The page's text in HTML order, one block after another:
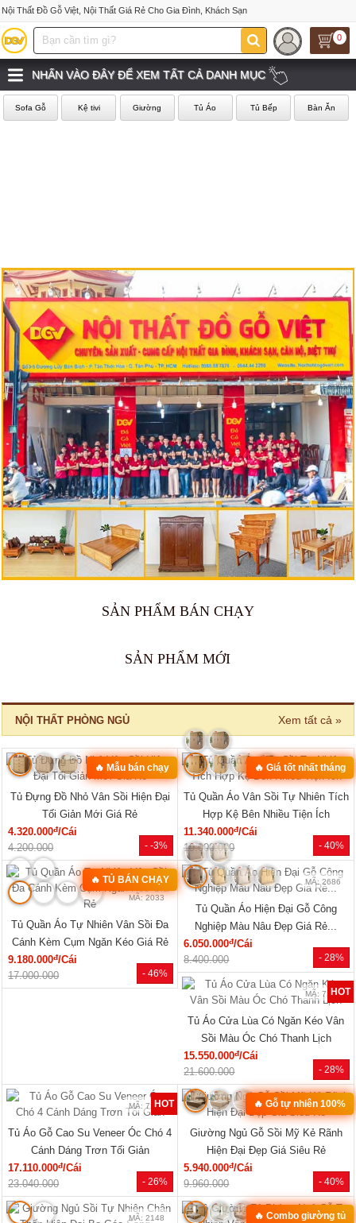
Nội Thất Đồ Gỗ Việt, Nội Thất Giá Rẻ Cho Gia Đình, Khách Sạn
0
NHẤN VÀO ĐÂY ĐỂ XEM TẤT CẢ DANH MỤC
Sofa Gỗ Kệ tivi Giường Tủ Áo Tủ Bếp Bàn Ăn
SẢN PHẨM BÁN CHẠY
SẢN PHẨM MỚI
NỘI THẤT PHÒNG NGỦ Xem tất cả »
- -3%
🔥 Mẫu bán chạy
MÃ: 2168
Tủ Đựng Đồ Nhỏ Vân Sồi Hiện Đại
Tối Giản Mới Giá Rẻ
4.320.000đ/Cái
4.200.000
- 40%
🔥 Giá tốt nhất tháng
MÃ: 2137
Tủ Quần Áo Vân Sồi Tự Nhiên Tích
Hợp Kệ Bên Nhiều Tiện Ích
11.340.000đ/Cái
19.000.000
- 46%
🔥 TỦ BÁN CHẠY
MÃ: 2033
Tủ Quần Áo Tự Nhiên Vân Sồi Đa
Cánh Kèm Cụm Ngăn Kéo Giá Rẻ
9.180.000đ/Cái
17.000.000
- 28%
MÃ: 2686
Tủ Quần Áo Hiện Đại Gỗ Công
Nghiệp Màu Nâu Đẹp Giá Rẻ...
6.050.000đ/Cái
8.400.000
- 28%
HOT
MÃ: 7288
Tủ Áo Cửa Lùa Có Ngăn Kéo Vân
Sồi Màu Óc Chó Thanh Lịch
15.550.000đ/Cái
21.600.000
- 26%
HOT
MÃ: 7285
Tủ Áo Gỗ Cao Su Veneer Óc Chó 4
Cánh Dáng Trơn Tối Giản
17.110.000đ/Cái
23.040.000
- 40%
🔥 Gỗ tự nhiên 100%
MÃ: 2079
Giường Ngủ Gỗ Sồi Mỹ Kẻ Rãnh
Hiện Đại Đẹp Giá Siêu Rẻ
5.940.000đ/Cái
9.960.000
MÃ: 2148 🔥 Combo giường tủ
MÃ: 2034